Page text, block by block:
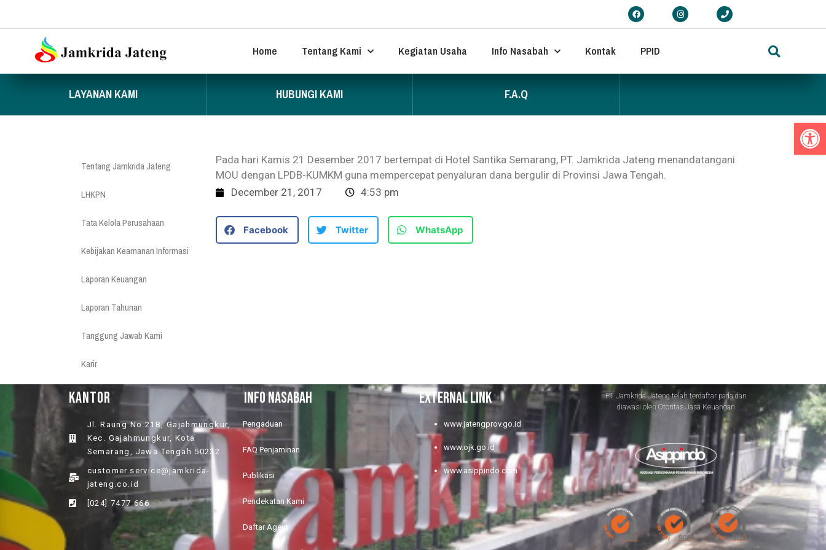
Home Tentang Kami Kegiatan Usaha Info Nasabah Kontak PPID
LAYANAN KAMI HUBUNGI KAMI F.A.Q
Tentang Jamkrida Jateng
LHKPN
Tata Kelola Perusahaan
Kebijakan Keamanan Informasi
Laporan Keuangan
Laporan Tahunan
Tanggung Jawab Kami
Karir
Pada hari Kamis 21 Desember 2017 bertempat di Hotel Santika Semarang, PT. Jamkrida Jateng menandatangani
MOU dengan LPDB-KUMKM guna mempercepat penyaluran dana bergulir di Provinsi Jawa Tengah.
December 21, 2017
4:53 pm
Facebook Twitter WhatsApp
KANTOR
Jl. Raung No.21B, Gajahmungkur,
Kec. Gajahmungkur, Kota
Semarang, Jawa Tengah 50232
customer.service@jamkrida-
jateng.co.id
[024] 7477 666
INFO NASABAH
Pengaduan
FAQ Penjaminan
Publikasi
Pendekatan Kami
Daftar Agent
EXTERNAL LINK
www.jatengprov.go.id
www.ojk.go.id
www.asippindo.com
PT Jamkrida Jateng telah terdaftar pada dan
diawasi oleh Otoritas Jasa Keuangan